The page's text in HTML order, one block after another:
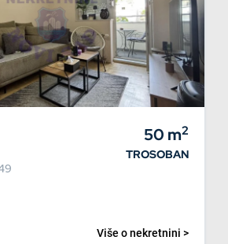
50 m2
TROSOBAN
Više o nekretnini >